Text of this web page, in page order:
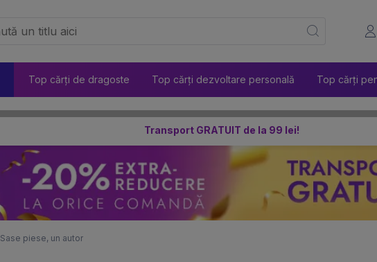
Top cărți de dragoste Top cărți dezvoltare personală Top cărți
Transport GRATUIT de la 99 lei!
Sase piese, un autor